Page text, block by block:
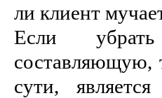
ли клиент
Если
составляющую,
сути,